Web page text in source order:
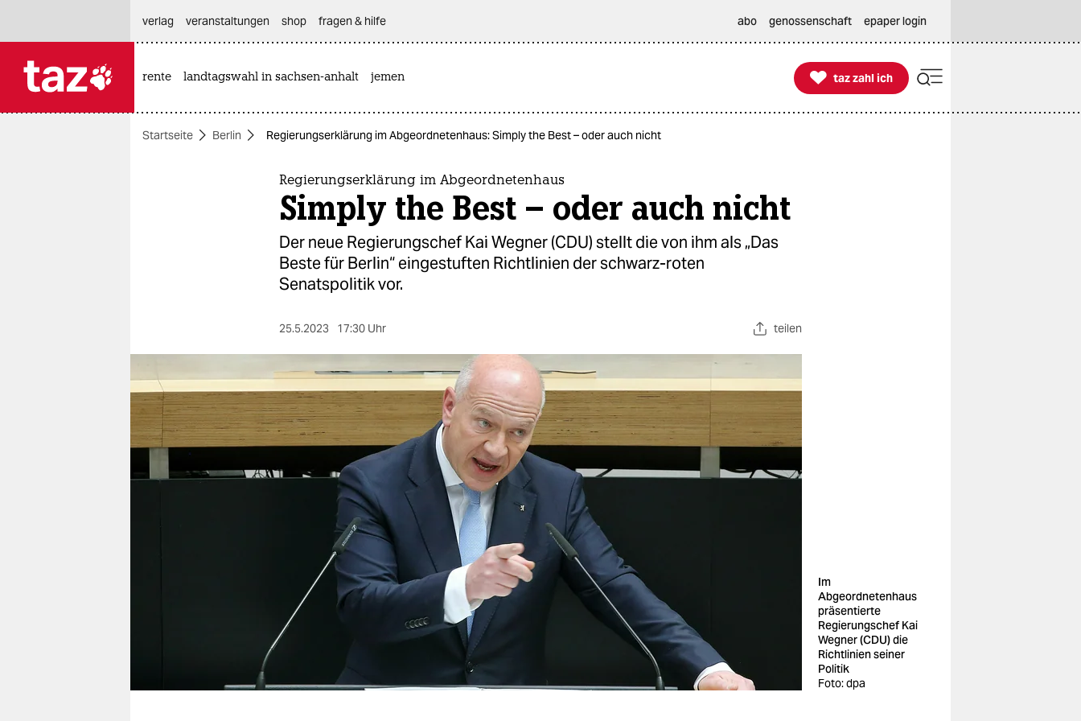
themen
nord
wahrheit
verlag
genossenschaft
verlag
veranstaltungen shop fragen & hilfe abo genossenschaft epaper login
rente landtagswahl in sachsen-anhalt jemen 
taz zahl ich
taz zahl ich
Startseite Berlin Regierungserklärung im Abgeordnetenhaus: Simply the Best – oder auch nicht
Regierungserklärung im Abgeordnetenhaus
Simply the Best – oder auch nicht
Der neue Regierungschef Kai Wegner (CDU) stellt die von ihm als „Das
Beste für Berlin“ eingestuften Richtlinien der schwarz-roten
Senatspolitik vor.
25.5.2023 17:30 Uhr teilen
Im
Abgeordnetenhaus
präsentierte
Regierungschef Kai
Wegner (CDU) die
Richtlinien seiner
Politik
Foto: dpa